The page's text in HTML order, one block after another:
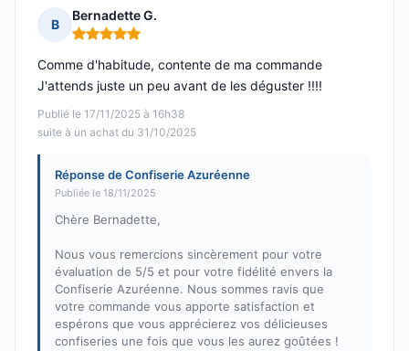
B
Bernadette G.
Note : 5 sur 5
Publié le 17/11/2025 à 16h38
suite à un achat du 31/10/2025
Comme d'habitude, contente de ma commande
J'attends juste un peu avant de les déguster !!!!
Réponse de Confiserie Azuréenne
Publiée le 18/11/2025
Chère Bernadette,
Nous vous remercions sincèrement pour votre
évaluation de 5/5 et pour votre fidélité envers la
Confiserie Azuréenne. Nous sommes ravis que
votre commande vous apporte satisfaction et
espérons que vous apprécierez vos délicieuses
confiseries une fois que vous les aurez goûtées !